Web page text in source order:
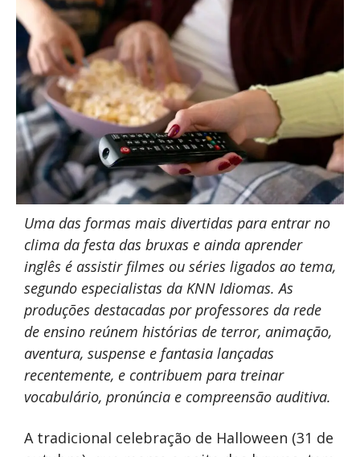
Uma das formas mais divertidas para entrar no
clima da festa das bruxas e ainda aprender
inglês é assistir filmes ou séries ligados ao tema,
segundo especialistas da KNN Idiomas. As
produções destacadas por professores da rede
de ensino reúnem histórias de terror, animação,
aventura, suspense e fantasia lançadas
recentemente, e contribuem para treinar
vocabulário, pronúncia e compreensão auditiva.
A tradicional celebração de Halloween (31 de